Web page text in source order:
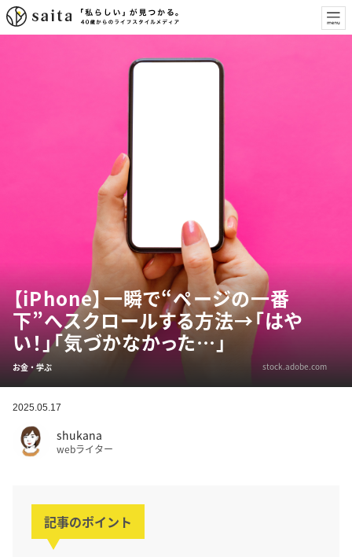
【iPhone】一瞬で“ページの一番
下”へスクロールする方法→「はや
い！」「気づかなかった…」
お金・学ぶ stock.adobe.com
2025.05.17
shukana
webライター
記事のポイント